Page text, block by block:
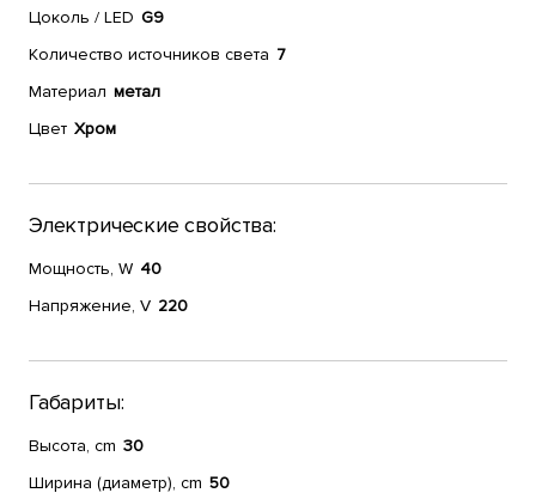
Цоколь / LED G9
Количество источников света 7
Материал метал
Цвет Хром
Электрические свойства:
Мощность, W 40
Напряжение, V 220
Габариты:
Высота, cm 30
Ширина (диаметр), cm 50